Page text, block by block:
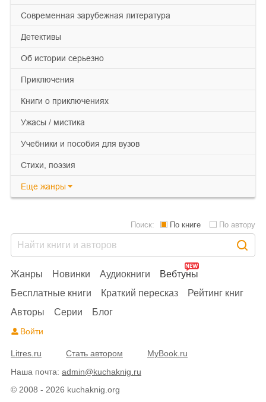
современная зарубежная литература
детективы
об истории серьезно
приключения
книги о приключениях
ужасы / мистика
учебники и пособия для вузов
cтихи, поэзия
Еще жанры
© 2008 - 2026 kuchaknig.org
Жанры Новинки Аудиокниги
Вебтуны
Бесплатные книги
Краткий пересказ
Рейтинг книг
Авторы
Серии Блог
Поиск: По книге По автору
Войти
Litres.ru Стать автором
MyBook.ru
Наша почта: admin@kuchaknig.ru